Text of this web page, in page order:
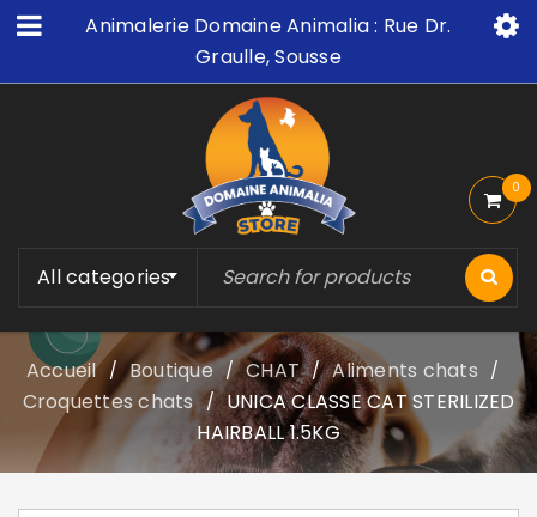
Animalerie Domaine Animalia : Rue Dr.
Graulle, Sousse
All categories
0
Accueil / Boutique / CHAT / Aliments chats /
Croquettes chats / UNICA CLASSE CAT STERILIZED
HAIRBALL 1.5KG